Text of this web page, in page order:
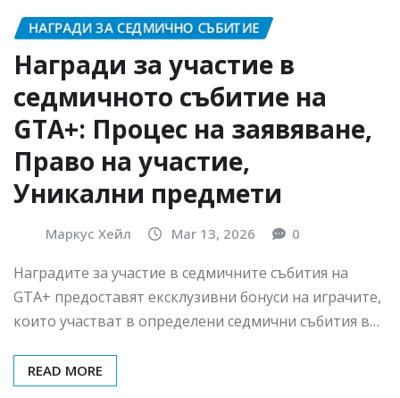
НАГРАДИ ЗА СЕДМИЧНО СЪБИТИЕ
Награди за участие в
седмичното събитие на
GTA+: Процес на заявяване,
Право на участие,
Уникални предмети
Маркус Хейл Mar 13, 2026 0
Наградите за участие в седмичните събития на
GTA+ предоставят ексклузивни бонуси на играчите,
които участват в определени седмични събития в…
READ MORE